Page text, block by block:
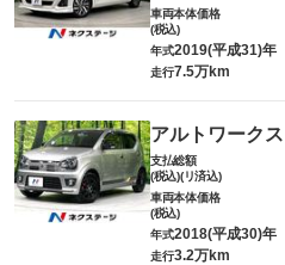
車両本体価格
(税込)
年式2019(平成31)年
走行7.5万km
アルトワークス
支払総額
(税込)(リ済込)
車両本体価格
(税込)
年式2018(平成30)年
走行3.2万km